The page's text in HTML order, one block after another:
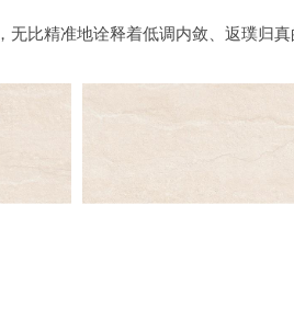
比精准地诠释着低调内敛、返璞归真